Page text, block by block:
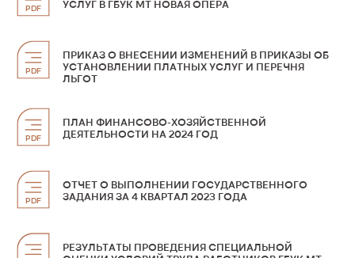
PDF
УСЛУГ В ГБУК МТ НОВАЯ ОПЕРА
PDF
ПРИКАЗ О ВНЕСЕНИИ ИЗМЕНЕНИЙ В ПРИКАЗЫ ОБ
УСТАНОВЛЕНИИ ПЛАТНЫХ УСЛУГ И ПЕРЕЧНЯ
ЛЬГОТ
PDF
ПЛАН ФИНАНСОВО-ХОЗЯЙСТВЕННОЙ
ДЕЯТЕЛЬНОСТИ НА 2024 ГОД
PDF
ОТЧЕТ О ВЫПОЛНЕНИИ ГОСУДАРСТВЕННОГО
ЗАДАНИЯ ЗА 4 КВАРТАЛ 2023 ГОДА
РЕЗУЛЬТАТЫ ПРОВЕДЕНИЯ СПЕЦИАЛЬНОЙ